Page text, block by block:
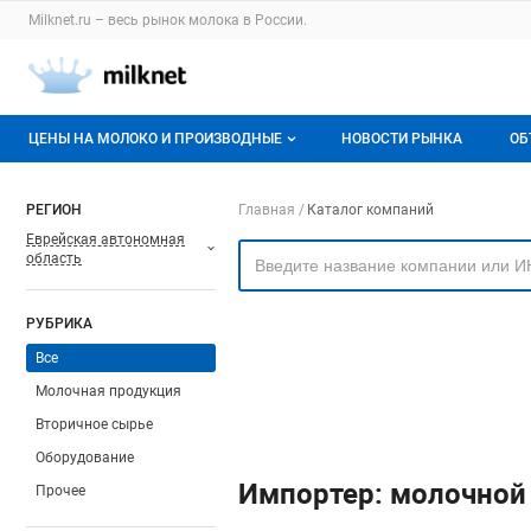
Раздел навигации по сайту milknet.ru
Milknet.ru – весь рынок молока в России.
Авторизация и меню пользователя
Навигация по разделам сайта milknet.ru
ЦЕНЫ НА МОЛОКО И ПРОИЗВОДНЫЕ
О мониторингах
Актуальные мониторинги
Отзывы
НОВОСТИ РЫНКА
РЕГИОН
Еврейская автономная
область
РУБРИКА
Все
Молочная продукция
Вторичное сырье
Оборудование
Прочее
Навигация по
Главная Каталог компаний
Импортер: